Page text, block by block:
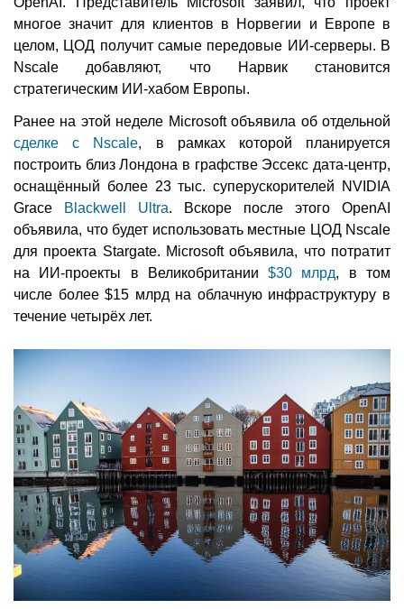
многое значит для клиентов в Норвегии и Европе в
целом, ЦОД получит самые передовые ИИ-серверы. В
Nscale добавляют, что Нарвик становится
стратегическим ИИ-хабом Европы.
Ранее на этой неделе Microsoft объявила об отдельной
сделке с Nscale, в рамках которой планируется
построить близ Лондона в графстве Эссекс дата-центр,
оснащённый более 23 тыс. суперускорителей NVIDIA
Grace
Blackwell Ultra. Вскоре после этого OpenAI
объявила, что будет использовать местные ЦОД Nscale
для проекта Stargate. Microsoft объявила, что потратит
на ИИ-проекты в Великобритании$30 млрд, в том
числе более $15 млрд на облачную инфраструктуру в
течение четырёх лет.